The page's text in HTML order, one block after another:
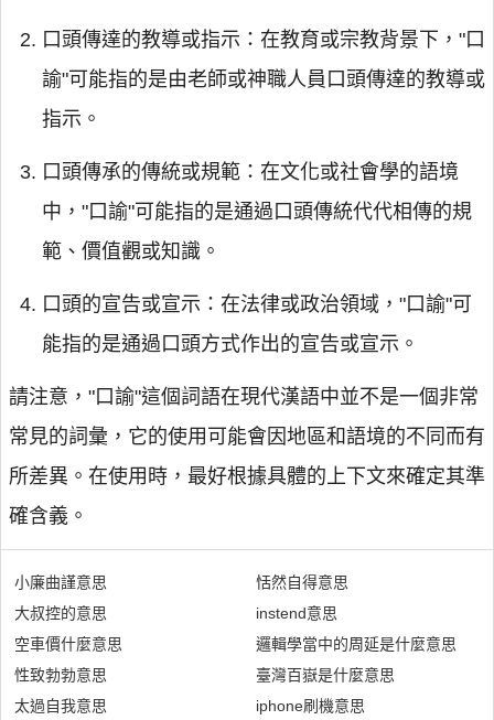
口頭傳達的教導或指示：在教育或宗教背景下，"口
諭"可能指的是由老師或神職人員口頭傳達的教導或
指示。
口頭傳承的傳統或規範：在文化或社會學的語境
中，"口諭"可能指的是通過口頭傳統代代相傳的規
範、價值觀或知識。
口頭的宣告或宣示：在法律或政治領域，"口諭"可
能指的是通過口頭方式作出的宣告或宣示。
請注意，"口諭"這個詞語在現代漢語中並不是一個非常
常見的詞彙，它的使用可能會因地區和語境的不同而有
所差異。在使用時，最好根據具體的上下文來確定其準
確含義。
小廉曲謹意思
大叔控的意思
空車價什麼意思
性致勃勃意思
太過自我意思
恬然自得意思
instend意思
邏輯學當中的周延是什麼意思
臺灣百嶽是什麼意思
iphone刷機意思